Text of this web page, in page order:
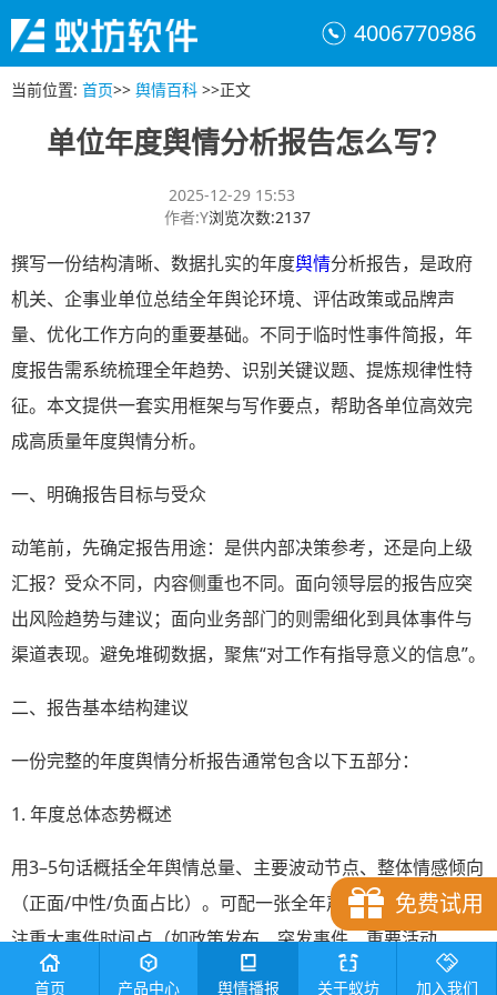
4006770986
当前位置: 首页>> 舆情百科 >>正文
单位年度舆情分析报告怎么写？
2025-12-29 15:53
作者:Y浏览次数:2137
撰写一份结构清晰、数据扎实的年度舆情分析报告，是政府
机关、企事业单位总结全年舆论环境、评估政策或品牌声
量、优化工作方向的重要基础。不同于临时性事件简报，年
度报告需系统梳理全年趋势、识别关键议题、提炼规律性特
征。本文提供一套实用框架与写作要点，帮助各单位高效完
成高质量年度舆情分析。
一、明确报告目标与受众
动笔前，先确定报告用途：是供内部决策参考，还是向上级
汇报？受众不同，内容侧重也不同。面向领导层的报告应突
出风险趋势与建议；面向业务部门的则需细化到具体事件与
渠道表现。避免堆砌数据，聚焦“对工作有指导意义的信息”。
二、报告基本结构建议
一份完整的年度舆情分析报告通常包含以下五部分：
1. 年度总体态势概述
用3–5句话概括全年舆情总量、主要波动节点、整体情感倾向
（正面/中性/负面占比）。可配一张全年声量趋势折线图，标
注重大事件时间点（如政策发布、突发事件、重要活动
等）。
免费试用
首页 产品中心 舆情播报 关于蚁坊 加入我们